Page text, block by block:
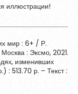
иллюстрации!
мир : 6+ / Р.
: Эксмо, 2021.
изменивших
513.70 р. – Текст :
данных